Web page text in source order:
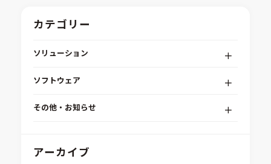
カテゴリー
ソリューション
組込みソフトウェア開発プラットフォーム
システムシミュレーション
ソフトウェア
modeFRONTIER
その他・お知らせ
IDAJからのお知らせ
アーカイブ